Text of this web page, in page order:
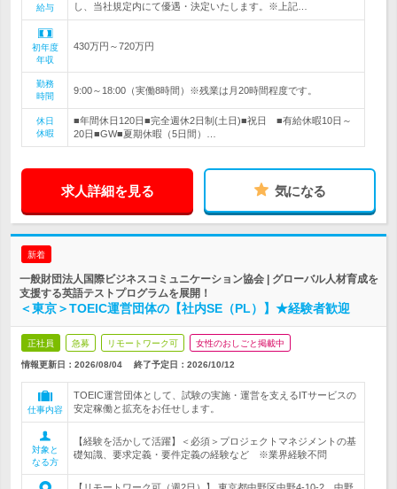
給与
し、当社規定内にて優遇・決定いたします。※上記…
初年度
年収
430万円～720万円
勤務
時間
9:00～18:00（実働8時間）※残業は月20時間程度です。
休日
休暇
■年間休日120日■完全週休2日制(土日)■祝日 ■有給休暇10日～
20日■GW■夏期休暇（5日間）…
求人詳細を見る 気になる
新着
一般財団法人国際ビジネスコミュニケーション協会 | グローバル人材育成を
支援する英語テストプログラムを展開！
＜東京＞TOEIC運営団体の【社内SE（PL）】★経験者歓迎
正社員 急募 リモートワーク可 女性のおしごと掲載中
情報更新日：2026/08/04 終了予定日： 2026/10/12
仕事内容
TOEIC運営団体として、試験の実施・運営を支えるITサービスの
安定稼働と拡充をお任せします。
対象と
なる方
【経験を活かして活躍】＜必須＞プロジェクトマネジメントの基
礎知識、要求定義・要件定義の経験など ※業界経験不問